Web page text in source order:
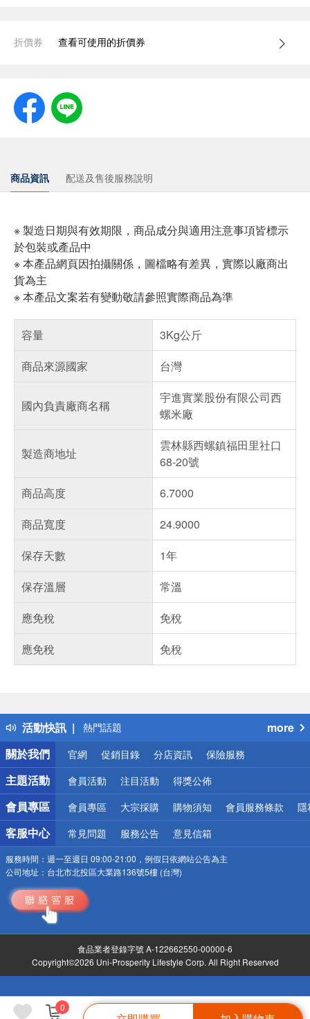
0
折價券 查看可使用的折價券
商品資訊 配送及售後服務說明
※ 製造日期與有效期限，商品成分與適用注意事項皆標示
於包裝或產品中
※ 本產品網頁因拍攝關係，圖檔略有差異，實際以廠商出
貨為主
※ 本產品文案若有變動敬請參照實際商品為準
容量
3Kg公斤
商品來源國家
台灣
國內負責廠商名稱
宇進實業股份有限公司西
螺米廠
製造商地址
雲林縣西螺鎮福田里社口
68-20號
商品高度
6.7000
商品寬度
24.9000
保存天數
1年
保存溫層
常溫
應免稅
免稅
應免稅
免稅
活動快訊
得獎公告
熱門話題
銀行優惠
偏遠地區配送
詐騙網頁！請小心！
more
關於我們
官網 促銷目錄 分店資訊 保險服務
主題活動 會員活動 注目活動 得獎公佈
會員專區 會員專區 大宗採購 購物須知 會員服務條款 隱
客服中心 常見問題 服務公告 意見信箱
服務時間： 週一至週日 09:00-21:00，例假日依網站公告為主
公司地址： 台北市北投區大業路136號5樓 (台灣)
食品業者登錄字號 A-122662550-00000-6
Copyright©2026 Uni-Prosperity Lifestyle Corp. All Right Reserved